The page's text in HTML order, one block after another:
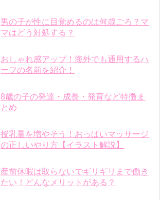
男の子が性に目覚めるのは何歳ごろ？マ
マはどう対処する？
おしゃれ感アップ！海外でも通用するハ
ーフの名前を紹介！
8歳の子の発達・成長・発育など特徴ま
とめ
授乳量を増やそう！おっぱいマッサージ
の正しいやり方【イラスト解説】
産前休暇は取らないでギリギリまで働き
たい！どんなメリットがある？